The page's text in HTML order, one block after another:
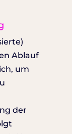
Ablauf
um
der